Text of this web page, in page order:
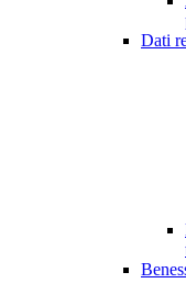
Dati